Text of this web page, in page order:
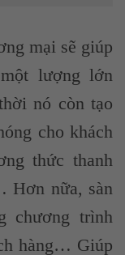
mại sẽ giúp
lượng lớn
nó còn tạo
cho khách
thức thanh
Hơn nữa, sàn
chương trình
hàng… Giúp